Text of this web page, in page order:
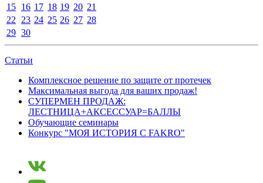
15 16 17 18 19 20 21
22
23 24 25 26 27 28
29 30
Статьи
Комплексное решение по защите от протечек
Максимальная выгода для ваших продаж!
СУПЕРМЕН ПРОДАЖ:
ЛЕСТНИЦА+АКСЕССУАР=БАЛЛЫ
Обучающие семинары
Конкурс "МОЯ ИСТОРИЯ С FAKRO"